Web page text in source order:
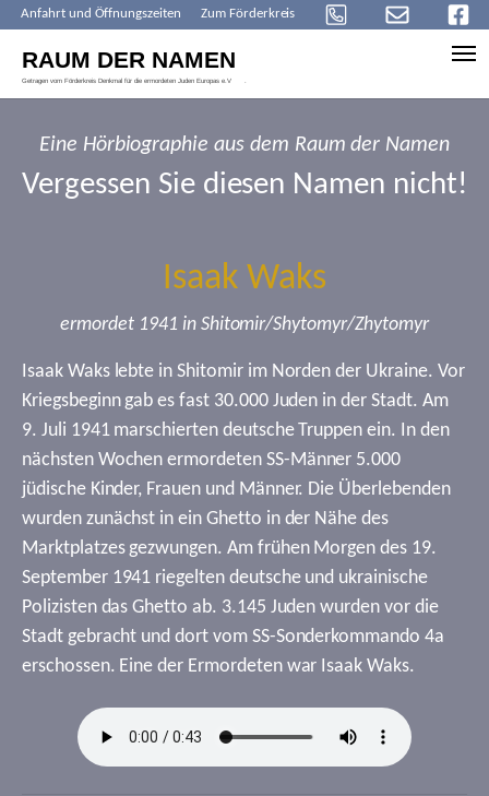
Anfahrt und Öffnungszeiten Zum Förderkreis
Eine Hörbiographie aus dem Raum der Namen
Vergessen Sie diesen Namen nicht!
Isaak Waks
ermordet 1941 in Shitomir/Shytomyr/Zhytomyr
Isaak Waks lebte in Shitomir im Norden der Ukraine. Vor
Kriegsbeginn gab es fast 30.000 Juden in der Stadt. Am
9. Juli 1941 marschierten deutsche Truppen ein. In den
nächsten Wochen ermordeten SS-Männer 5.000
jüdische Kinder, Frauen und Männer. Die Überlebenden
wurden zunächst in ein Ghetto in der Nähe des
Marktplatzes gezwungen. Am frühen Morgen des 19.
September 1941 riegelten deutsche und ukrainische
Polizisten das Ghetto ab. 3.145 Juden wurden vor die
Stadt gebracht und dort vom SS-Sonderkommando 4a
erschossen. Eine der Ermordeten war Isaak Waks.